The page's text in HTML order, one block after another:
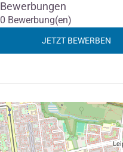
Bewerbungen
0 Bewerbung(en)
JETZT BEWERBEN